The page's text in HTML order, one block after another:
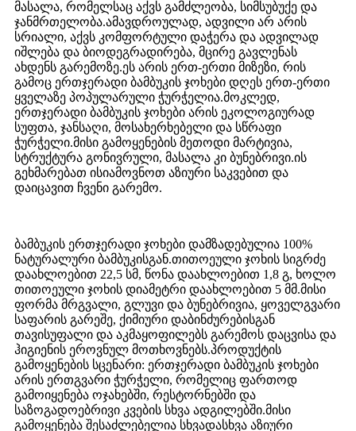
მასალა, რომელსაც აქვს გამძლეობა, სიმსუბუქე და
ჯანმრთელობა.ამავდროულად, ადვილი არ არის
სრიალი, აქვს კომფორტული დაჭერა და ადვილად
იშლება და ბიოდეგრადირება, მცირე გავლენას
ახდენს გარემოზე.ეს არის ერთ-ერთი მიზეზი, რის
გამოც ერთჯერადი ბამბუკის ჯოხები დღეს ერთ-ერთი
ყველაზე პოპულარული ჭურჭელია.მოკლედ,
ერთჯერადი ბამბუკის ჯოხები არის ეკოლოგიურად
სუფთა, ჯანსაღი, მოსახერხებელი და სწრაფი
ჭურჭელი.მისი გამოყენების მეთოდი მარტივია,
სტრუქტურა გონივრული, მასალა კი ბუნებრივი.ის
გეხმარებათ ისიამოვნოთ აზიური საკვებით და
დაიცავით ჩვენი გარემო.
ბამბუკის ერთჯერადი ჯოხები დამზადებულია 100%
ნატურალური ბამბუკისგან.თითოეული ჯოხის სიგრძე
დაახლოებით 22,5 სმ, წონა დაახლოებით 1,8 გ, ხოლო
თითოეული ჯოხის დიამეტრი დაახლოებით 5 მმ.მისი
ფორმა მრგვალი, გლუვი და ბუნებრივია, ყოველგვარი
საფარის გარეშე, ქიმიური დაბინძურებისგან
თავისუფალი და აკმაყოფილებს გარემოს დაცვისა და
ჰიგიენის ეროვნულ მოთხოვნებს.პროდუქტის
გამოყენების სცენარი: ერთჯერადი ბამბუკის ჯოხები
არის ერთგვარი ჭურჭელი, რომელიც ფართოდ
გამოიყენება ოჯახებში, რესტორნებში და
საზოგადოებრივი კვების სხვა ადგილებში.მისი
გამოყენება შესაძლებელია სხვადასხვა აზიური